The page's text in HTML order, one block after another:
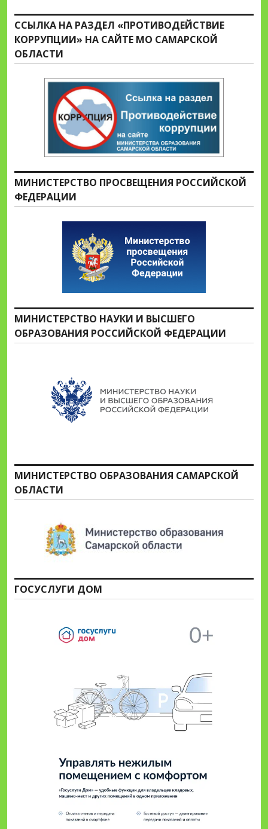
ССЫЛКА НА РАЗДЕЛ «ПРОТИВОДЕЙСТВИЕ
КОРРУПЦИИ» НА САЙТЕ МО САМАРСКОЙ
ОБЛАСТИ
МИНИСТЕРСТВО ПРОСВЕЩЕНИЯ РОССИЙСКОЙ
ФЕДЕРАЦИИ
МИНИСТЕРСТВО НАУКИ И ВЫСШЕГО
ОБРАЗОВАНИЯ РОССИЙСКОЙ ФЕДЕРАЦИИ
МИНИСТЕРСТВО ОБРАЗОВАНИЯ САМАРСКОЙ
ОБЛАСТИ
ГОСУСЛУГИ ДОМ